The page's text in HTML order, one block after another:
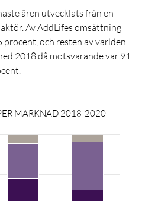
åren utvecklats från en
Av AddLifes omsättning
och resten av världen
2018 då motsvarande var 91
MARKNAD 2018-2020